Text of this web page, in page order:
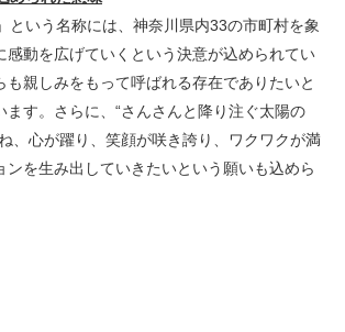
という名称には、神奈川県内33の市町村を象
感動を広げていくという決意が込められてい
も親しみをもって呼ばれる存在でありたいと
ます。さらに、“さんさんと降り注ぐ太陽の
、心が躍り、笑顔が咲き誇り、ワクワクが満
ンを生み出していきたいという願いも込めら